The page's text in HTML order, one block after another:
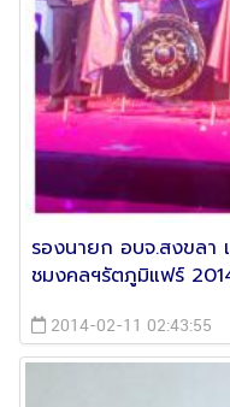
รองนายก อบจ.สงขลา
ชมงคลฯรัตภูมิแฟร์
2014-02-11 02:43:55